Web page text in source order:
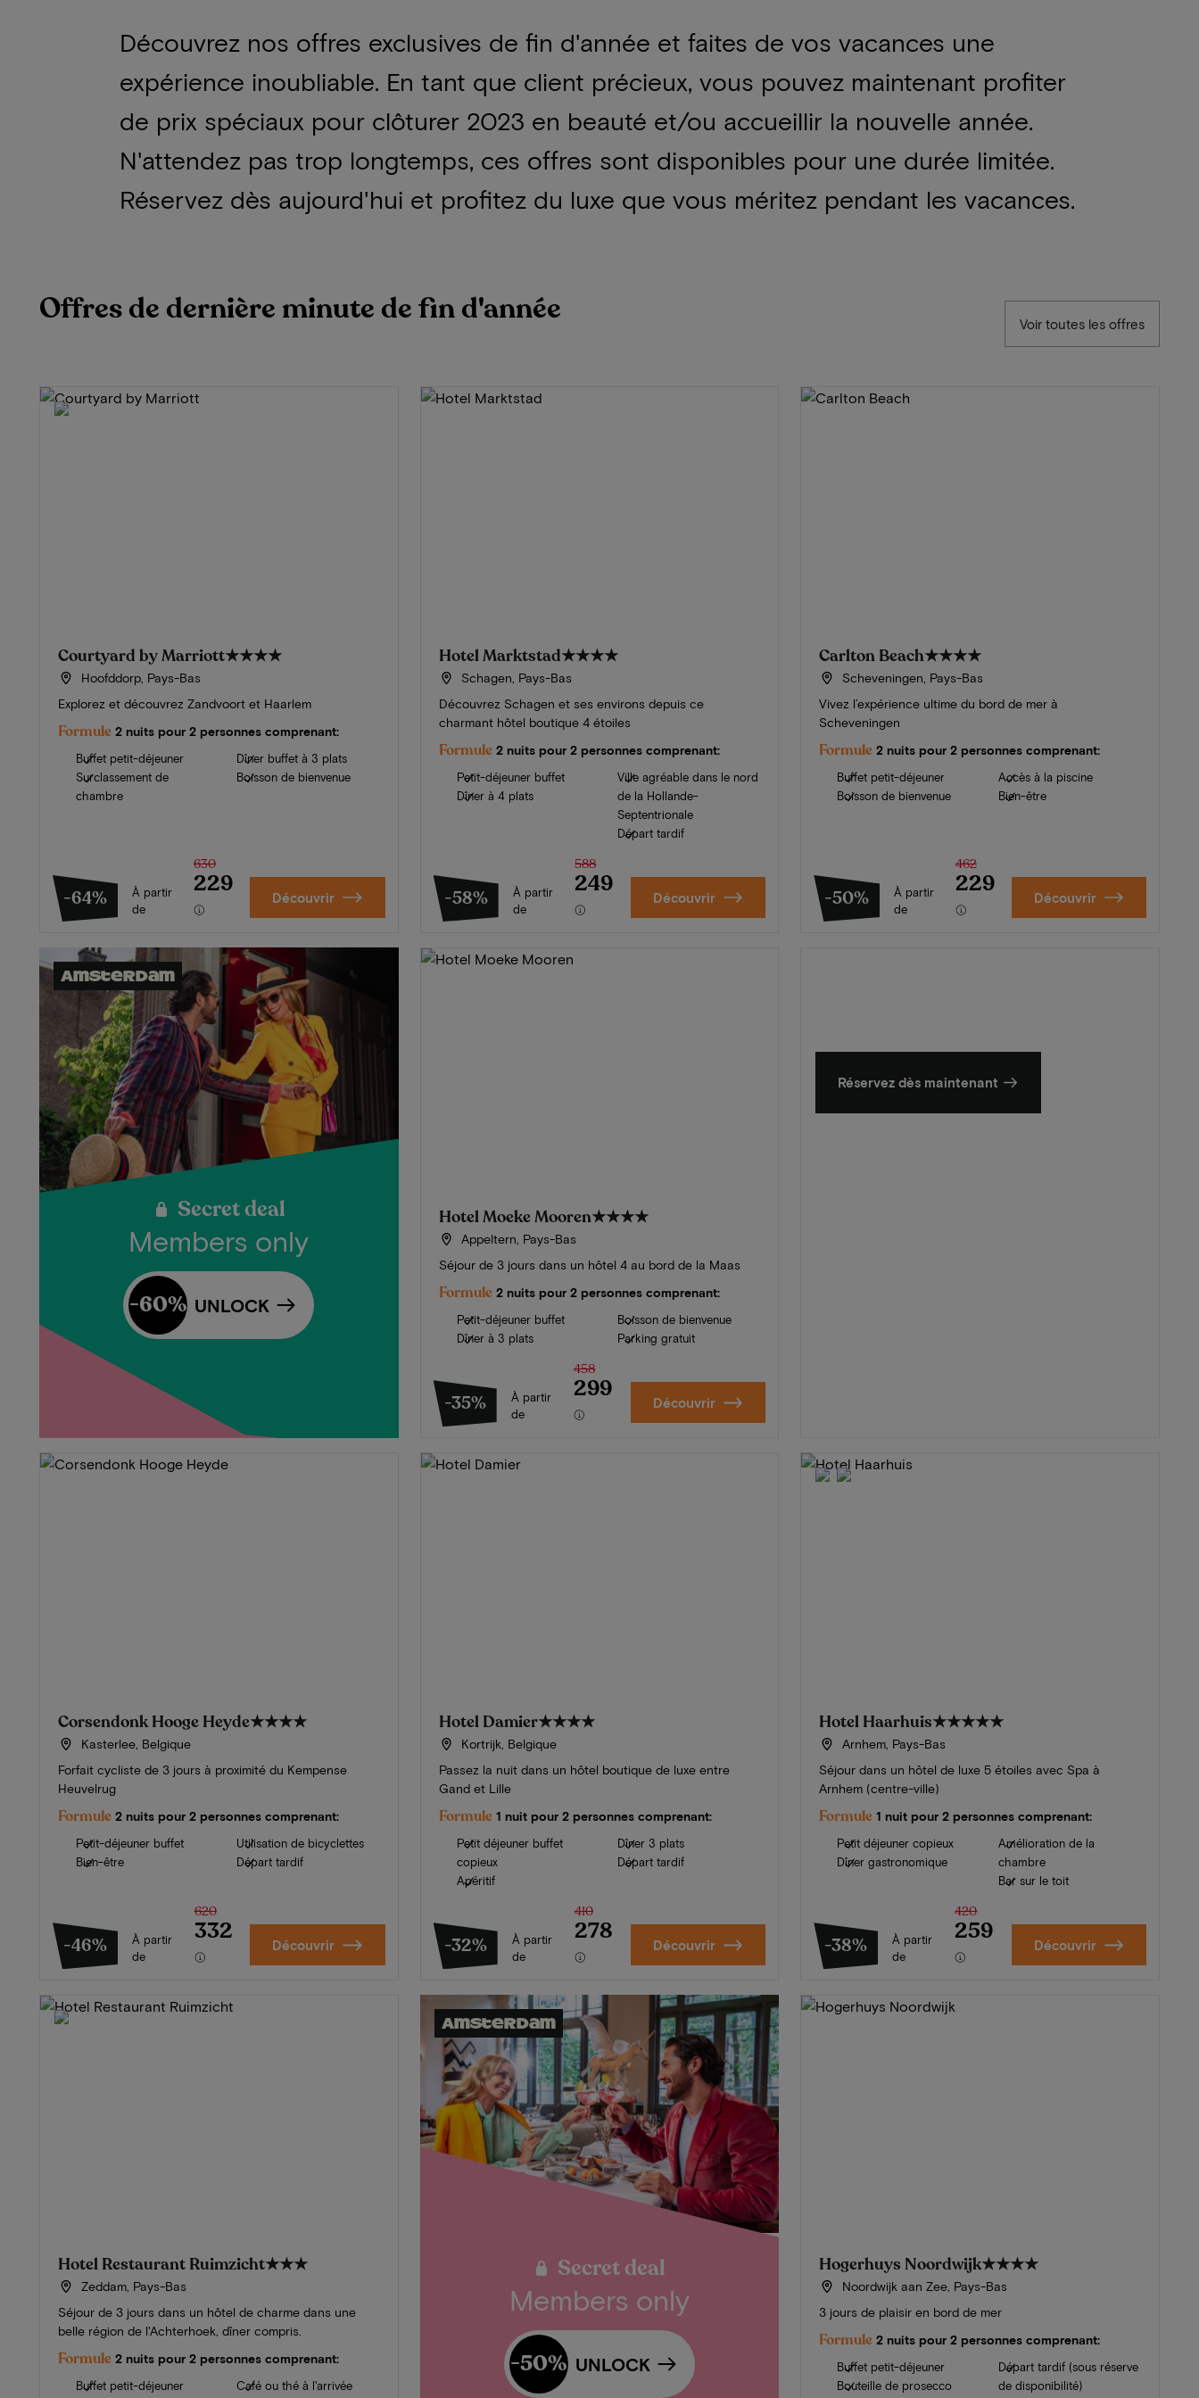
Découvrez nos offres exclusives de fin d'année et faites de vos vacances une
expérience inoubliable. En tant que client précieux, vous pouvez maintenant profiter
de prix spéciaux pour clôturer 2023 en beauté et/ou accueillir la nouvelle année.
N'attendez pas trop longtemps, ces offres sont disponibles pour une durée limitée.
Réservez dès aujourd'hui et profitez du luxe que vous méritez pendant les vacances.
Offres de dernière minute de fin d'année Voir toutes les offres
Courtyard by Marriott★★★★
Hoofddorp, Pays-Bas
Explorez et découvrez Zandvoort et Haarlem
Formule 2 nuits pour 2 personnes comprenant:
Buffet petit-déjeuner
Surclassement de
chambre
Dîner buffet à 3 plats
Boisson de bienvenue
-64%
À partir
de
630
229 Découvrir
Hotel Marktstad★★★★
Schagen, Pays-Bas
Découvrez Schagen et ses environs depuis ce
charmant hôtel boutique 4 étoiles
Formule 2 nuits pour 2 personnes comprenant:
Petit-déjeuner buffet
Dîner à 4 plats
Ville agréable dans le nord
de la Hollande-
Septentrionale
Départ tardif
-58%
À partir
de
588
249 Découvrir
Carlton Beach★★★★
Scheveningen, Pays-Bas
Vivez l’expérience ultime du bord de mer à
Scheveningen
Formule 2 nuits pour 2 personnes comprenant:
Buffet petit-déjeuner
Boisson de bienvenue
Accès à la piscine
Bien-être
-50%
À partir
de
462
229 Découvrir
Amsterdam
Secret deal
Members only
UNLOCK
-60%
Hotel Moeke Mooren★★★★
Appeltern, Pays-Bas
Séjour de 3 jours dans un hôtel 4 au bord de la Maas
Formule 2 nuits pour 2 personnes comprenant:
Petit-déjeuner buffet
Dîner à 3 plats
Boisson de bienvenue
Parking gratuit
-35%
À partir
de
458
299 Découvrir
Réservez dès maintenant
Corsendonk Hooge Heyde★★★★
Kasterlee, Belgique
Forfait cycliste de 3 jours à proximité du Kempense
Heuvelrug
Formule 2 nuits pour 2 personnes comprenant:
Petit-déjeuner buffet
Bien-être
Utilisation de bicyclettes
Départ tardif
-46%
À partir
de
620
332 Découvrir
Hotel Damier★★★★
Kortrijk, Belgique
Passez la nuit dans un hôtel boutique de luxe entre
Gand et Lille
Formule 1 nuit pour 2 personnes comprenant:
Petit déjeuner buffet
copieux
Apéritif
Dîner 3 plats
Départ tardif
-32%
À partir
de
410
278 Découvrir
Hotel Haarhuis★★★★★
Arnhem, Pays-Bas
Séjour dans un hôtel de luxe 5 étoiles avec Spa à
Arnhem (centre-ville)
Formule 1 nuit pour 2 personnes comprenant:
Petit déjeuner copieux
Dîner gastronomique
Amélioration de la
chambre
Bar sur le toit
-38%
À partir
de
420
259 Découvrir
Hotel Restaurant Ruimzicht★★★
Zeddam, Pays-Bas
Séjour de 3 jours dans un hôtel de charme dans une
belle région de l'Achterhoek, dîner compris.
Formule 2 nuits pour 2 personnes comprenant:
Buffet petit-déjeuner
Café ou thé à l'arrivée
Amsterdam
Secret deal
Members only
UNLOCK
-50%
Hogerhuys Noordwijk★★★★
Noordwijk aan Zee, Pays-Bas
3 jours de plaisir en bord de mer
Formule 2 nuits pour 2 personnes comprenant:
Buffet petit-déjeuner
Bouteille de prosecco
Départ tardif (sous réserve
de disponibilité)